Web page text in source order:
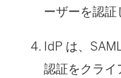
ーザーを認証
IdP は、
認証をクライ